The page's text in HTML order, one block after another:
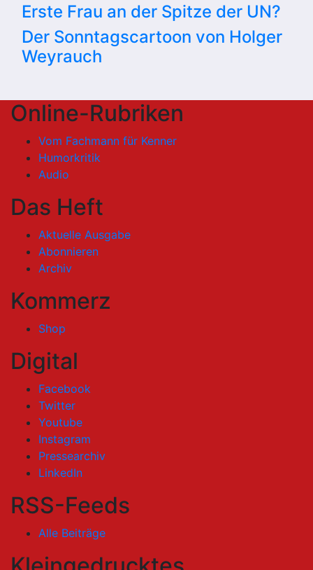
Erste Frau an der Spitze der UN?
Der Sonntagscartoon von Holger
Weyrauch
Online-Rubriken
Vom Fachmann für Kenner
Humorkritik
Audio
Das Heft
Aktuelle Ausgabe
Abonnieren
Archiv
Kommerz
Shop
Digital
Facebook
Twitter
Youtube
Instagram
Pressearchiv
LinkedIn
RSS-Feeds
Alle Beiträge